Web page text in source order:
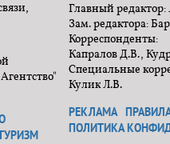
Главный
Зам. редактора:
Корреспонденты:
Капралов Д.В.,
Специальные
Кулик Л.В.
РЕКЛАМА
ПОЛИТИКА